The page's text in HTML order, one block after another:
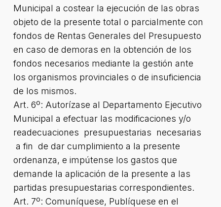
Municipal a costear la ejecución de las obras
objeto de la presente total o parcialmente con
fondos de Rentas Generales del Presupuesto
en caso de demoras en la obtención de los
fondos necesarios mediante la gestión ante
los organismos provinciales o de insuficiencia
de los mismos.
Art. 6º: Autorízase al Departamento Ejecutivo
Municipal a efectuar las modificaciones y/o
readecuaciones presupuestarias necesarias
a fin de dar cumplimiento a la presente
ordenanza, e impútense los gastos que
demande la aplicación de la presente a las
partidas presupuestarias correspondientes.
Art. 7º: Comuníquese, Publíquese en el